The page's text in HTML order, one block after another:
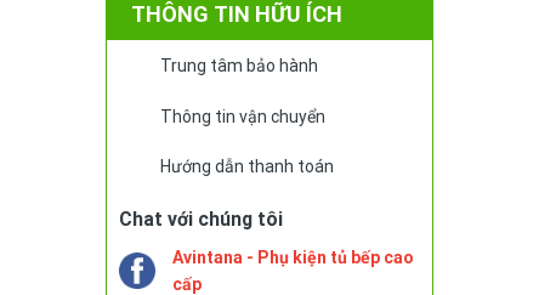
THÔNG TIN HỮU ÍCH
Trung tâm bảo hành
Thông tin vận chuyển
Hướng dẫn thanh toán
Chat với chúng tôi
Avintana - Phụ kiện tủ bếp cao
cấp